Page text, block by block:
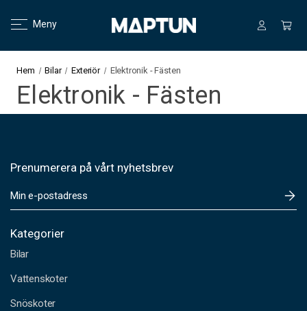
Meny
Hem Bilar Exteriör Elektronik - Fästen
Elektronik - Fästen
Prenumerera på vårt nyhetsbrev
-
o
t
a
r
Kategorier
Bilar
Vattenskoter
Snöskoter